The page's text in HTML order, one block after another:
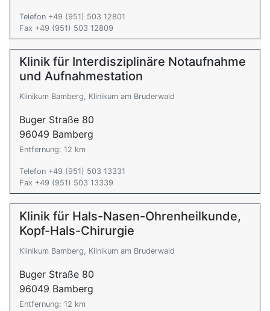
Telefon +49 (951) 503 12801
Fax +49 (951) 503 12809
Klinik für Interdisziplinäre Notaufnahme
und Aufnahmestation
Klinikum Bamberg, Klinikum am Bruderwald
Buger Straße 80
96049 Bamberg
Entfernung: 12 km
Telefon +49 (951) 503 13331
Fax +49 (951) 503 13339
Klinik für Hals-Nasen-Ohrenheilkunde,
Kopf-Hals-Chirurgie
Klinikum Bamberg, Klinikum am Bruderwald
Buger Straße 80
96049 Bamberg
Entfernung: 12 km